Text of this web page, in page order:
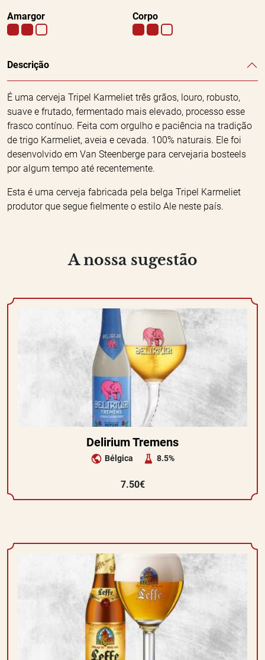
Amargor Corpo
Descrição
É uma cerveja Tripel Karmeliet três grãos, louro, robusto,
suave e frutado, fermentado mais elevado, processo esse
frasco contínuo. Feita com orgulho e paciência na tradição
de trigo Karmeliet, aveia e cevada. 100% naturais. Ele foi
desenvolvido em Van Steenberge para cervejaria bosteels
por algum tempo até recentemente.
Esta é uma cerveja fabricada pela belga Tripel Karmeliet
produtor que segue fielmente o estilo Ale neste país.
A nossa sugestão
Delirium Tremens
Bélgica 8.5%
7.50€